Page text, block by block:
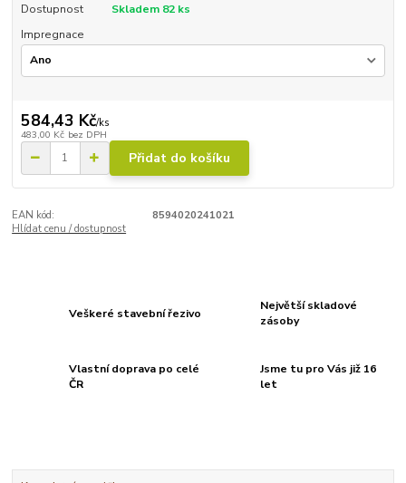
Dostupnost
Skladem 82 ks
Impregnace
584,43 Kč/ks
483,00 Kč bez DPH
Přidat do košíku
EAN kód:
8594020241021
Hlídat cenu / dostupnost
Veškeré stavební řezivo
Největší skladové
zásoby
Vlastní doprava po celé
ČR
Jsme tu pro Vás již 16
let